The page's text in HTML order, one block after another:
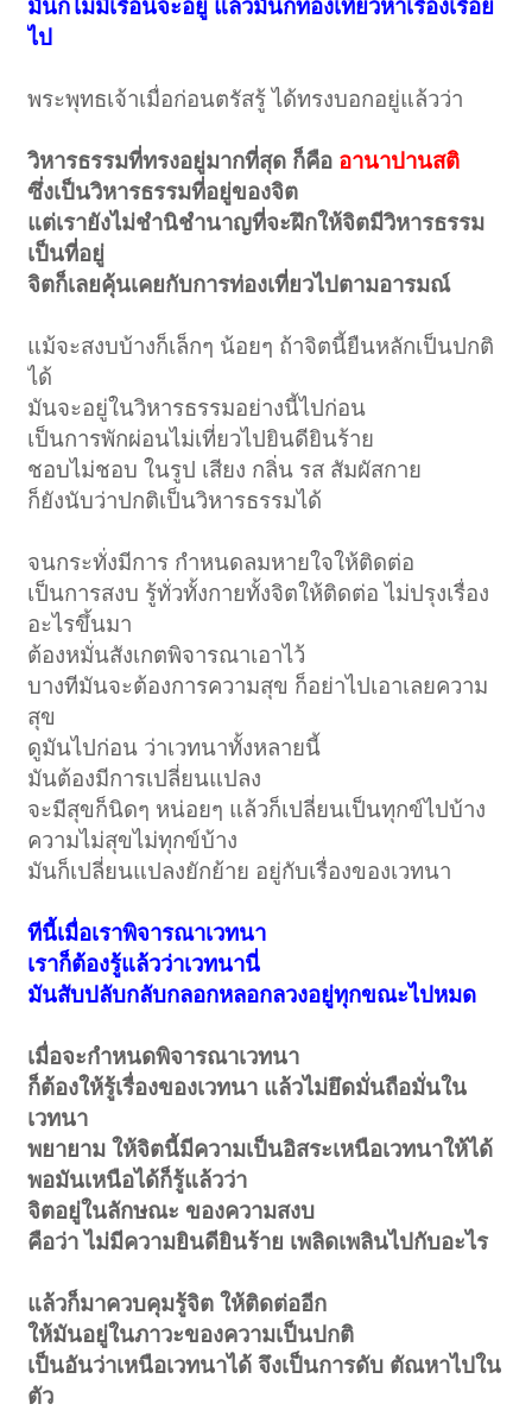
มันก็ไม่มีเรือนจะอยู่ แล้วมันก็ท่องเที่ยวหาเรื่องเรื่อย
ไป
พระพุทธเจ้าเมื่อก่อนตรัสรู้ ได้ทรงบอกอยู่แล้วว่า
วิหารธรรมที่ทรงอยู่มากที่สุด ก็คือ อานาปานสติ
ซึ่งเป็นวิหารธรรมที่อยู่ของจิต
แต่เรายังไม่ชำนิชำนาญที่จะฝึกให้จิตมีวิหารธรรม
เป็นที่อยู่
จิตก็เลยคุ้นเคยกับการท่องเที่ยวไปตามอารมณ์
แม้จะสงบบ้างก็เล็กๆ น้อยๆ ถ้าจิตนี้ยืนหลักเป็นปกติ
ได้
มันจะอยู่ในวิหารธรรมอย่างนี้ไปก่อน
เป็นการพักผ่อนไม่เที่ยวไปยินดียินร้าย
ชอบไม่ชอบ ในรูป เสียง กลิ่น รส สัมผัสกาย
ก็ยังนับว่าปกติเป็นวิหารธรรมได้
จนกระทั่งมีการ กำหนดลมหายใจให้ติดต่อ
เป็นการสงบ รู้ทั่วทั้งกายทั้งจิตให้ติดต่อ ไม่ปรุงเรื่อง
อะไรขึ้นมา
ต้องหมั่นสังเกตพิจารณาเอาไว้
บางทีมันจะต้องการความสุข ก็อย่าไปเอาเลยความ
สุข
ดูมันไปก่อน ว่าเวทนาทั้งหลายนี้
มันต้องมีการเปลี่ยนแปลง
จะมีสุขก็นิดๆ หน่อยๆ แล้วก็เปลี่ยนเป็นทุกข์ไปบ้าง
ความไม่สุขไม่ทุกข์บ้าง
มันก็เปลี่ยนแปลงยักย้าย อยู่กับเรื่องของเวทนา
ทีนี้เมื่อเราพิจารณาเวทนา
เราก็ต้องรู้แล้วว่าเวทนานี่
มันสับปลับกลับกลอกหลอกลวงอยู่ทุกขณะไปหมด
เมื่อจะกำหนดพิจารณาเวทนา
ก็ต้องให้รู้เรื่องของเวทนา แล้วไม่ยึดมั่นถือมั่นใน
เวทนา
พยายาม ให้จิตนี้มีความเป็นอิสระเหนือเวทนาให้ได้
พอมันเหนือได้ก็รู้แล้วว่า
จิตอยู่ในลักษณะ ของความสงบ
คือว่า ไม่มีความยินดียินร้าย เพลิดเพลินไปกับอะไร
แล้วก็มาควบคุมรู้จิต ให้ติดต่ออีก
ให้มันอยู่ในภาวะของความเป็นปกติ
เป็นอันว่าเหนือเวทนาได้ จึงเป็นการดับ ตัณหาไปใน
ตัว